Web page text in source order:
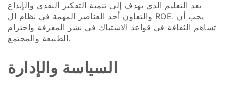
يعد التعليم الذي يهدف إلى تنمية التفكير النقدي والإبداع
والتعاون أحد العناصر المهمة في نظام ال ROE. يجب أن
تساهم الثقافة في قواعد الاشتباك في نشر المعرفة واحترام
الطبيعة والمجتمع.
السياسة والإدارة